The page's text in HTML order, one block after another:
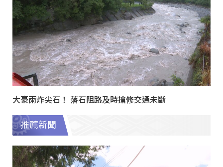
大豪雨炸尖石！ 落石阻路及時搶修交通未斷
推薦新聞